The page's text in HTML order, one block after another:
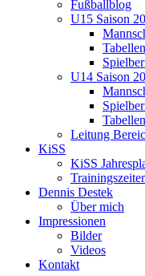
Fußballblog
U15 Saison
U14 Saison
Leitung
KiSS
KiSS
Dennis Destek
Über mich
Impressionen
Bilder
Videos
Kontakt